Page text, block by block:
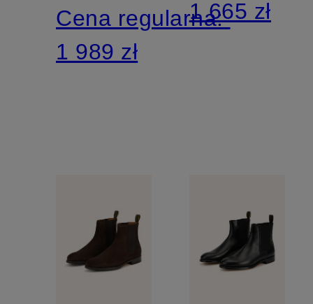
Cena regularna:
1 989 zł
1 665 zł